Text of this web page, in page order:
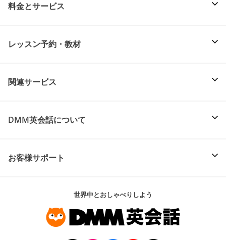
料金とサービス
レッスン予約・教材
関連サービス
DMM英会話について
お客様サポート
世界中とおしゃべりしよう